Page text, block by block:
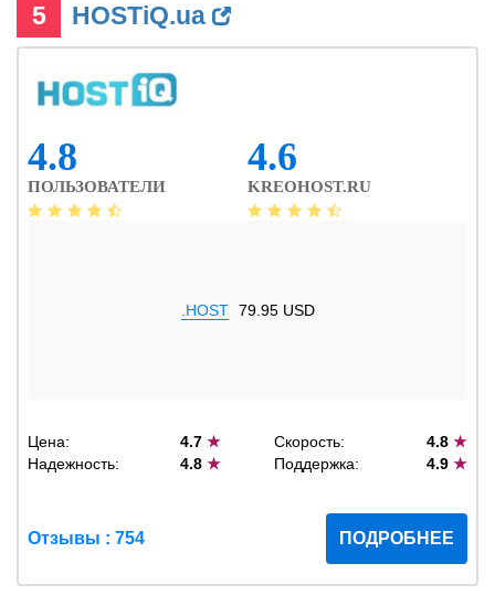
5 HOSTiQ.ua
4.8
ПОЛЬЗОВАТЕЛИ
4.6
KREOHOST.RU
.HOST 79.95 USD
Цена: 4.7★ Скорость: 4.8 ★
Надежность:
4.8★ Поддержка: 4.9 ★
Отзывы : 754 ПОДРОБНЕЕ